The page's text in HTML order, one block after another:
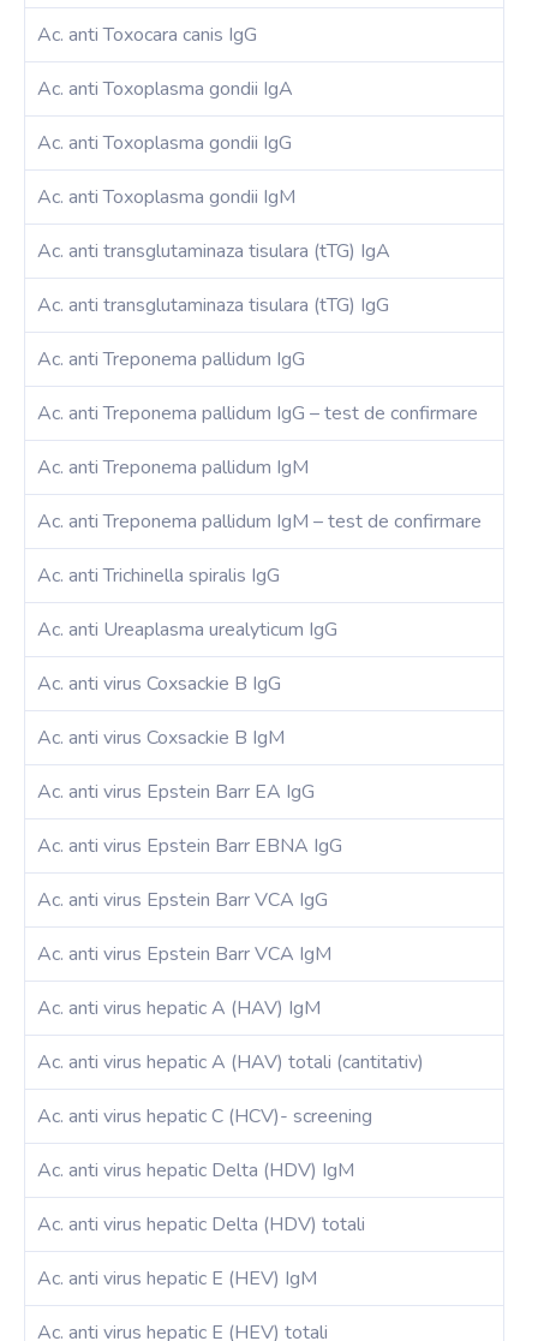
Ac. anti Toxocara canis IgG
Ac. anti Toxoplasma gondii IgA
Ac. anti Toxoplasma gondii IgG
Ac. anti Toxoplasma gondii IgM
Ac. anti transglutaminaza tisulara (tTG) IgA
Ac. anti transglutaminaza tisulara (tTG) IgG
Ac. anti Treponema pallidum IgG
Ac. anti Treponema pallidum IgG – test de confirmare
Ac. anti Treponema pallidum IgM
Ac. anti Treponema pallidum IgM – test de confirmare
Ac. anti Trichinella spiralis IgG
Ac. anti Ureaplasma urealyticum IgG
Ac. anti virus Coxsackie B IgG
Ac. anti virus Coxsackie B IgM
Ac. anti virus Epstein Barr EA IgG
Ac. anti virus Epstein Barr EBNA IgG
Ac. anti virus Epstein Barr VCA IgG
Ac. anti virus Epstein Barr VCA IgM
Ac. anti virus hepatic A (HAV) IgM
Ac. anti virus hepatic A (HAV) totali (cantitativ)
Ac. anti virus hepatic C (HCV)- screening
Ac. anti virus hepatic Delta (HDV) IgM
Ac. anti virus hepatic Delta (HDV) totali
Ac. anti virus hepatic E (HEV) IgM
Ac. anti virus hepatic E (HEV) totali